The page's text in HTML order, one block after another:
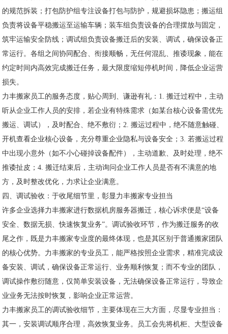
的规范拆装；打包防护组专注设备打包与防护，规避损坏隐患；搬运组
负责将设备平稳搬运至运输车辆；装车组负责设备的合理摆放与固定，
筑牢运输安全防线；调试组负责设备搬迁后的安装、调试，确保设备正
常运行。各组之间协同配合、衔接顺畅，无任何混乱、推诿现象，能在
约定时间内高效完成搬迁任务，最大限度缩短停机时间，降低企业运营
损失。
力丰搬家员工的服务态度，贴心周到、谦逊有礼：1. 搬迁过程中，主动
听从企业工作人员的安排，若企业有特殊需求（如某台核心设备需优先
搬运、调试），及时配合、绝不敷衍；2. 搬运过程中，绝不随意触碰、
开机查看企业核心设备，充分尊重企业隐私与设备安全；3. 若搬运过程
中出现小意外（如不小心碰掉设备配件），主动道歉、及时处理，绝不
推诿扯皮；4. 搬迁结束后，主动询问企业工作人员是否有不满意的地
方，及时整改优化，力求让企业满意。
四、调试验收：于收尾细节里，彰显力丰搬家专业担当
许多企业选择力丰搬家进行数据机房服务器搬迁，核心诉求便是“设备
安全、数据无损、快速恢复业务”。调试验收环节，作为搬迁服务的收
尾之作，既是力丰搬家专业度的最终体现，也是其区别于普通搬家团队
的核心优势。力丰搬家的专业员工，能严格按照企业需求，精准完成设
备安装、调试，确保设备正常运行、业务顺利恢复；而不专业的团队，
调试操作敷衍随意，仅简单安装设备，无法确保设备正常运行，导致企
业业务无法按时恢复，影响企业正常运营。
力丰搬家员工的调试验收细节，主要体现在三大方面，尽显专业担当：
其一，安装调试顺序合理，高效恢复业务。员工会先将机柜、大型设备